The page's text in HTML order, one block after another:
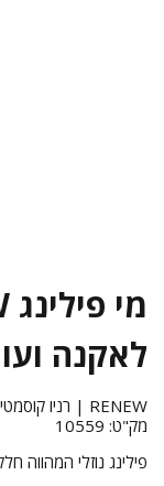
לאקנה
RENEW | רניו קוסמטיקה
מק"ט:10559
פילינג נוזלי המהווה